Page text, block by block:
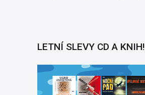
LETNÍ SLEVY CD A KNIH!